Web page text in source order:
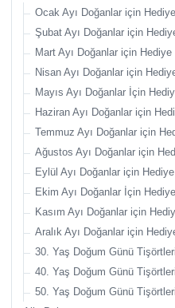
Ocak Ayı Doğanlar için Hediye
Şubat Ayı Doğanlar için
Mart Ayı Doğanlar için Hediye
Nisan Ayı Doğanlar için
Mayıs Ayı Doğanlar İçin
Haziran Ayı Doğanlar için
Temmuz Ayı Doğanlar için
Ağustos Ayı Doğanlar için
Eylül Ayı Doğanlar için Hediye
Ekim Ayı Doğanlar İçin Hediye
Kasım Ayı Doğanlar için
Aralık Ayı Doğanlar için
30. Yaş Doğum Günü Tişörtleri
40. Yaş Doğum Günü Tişörtleri
50. Yaş Doğum Günü Tişörtleri